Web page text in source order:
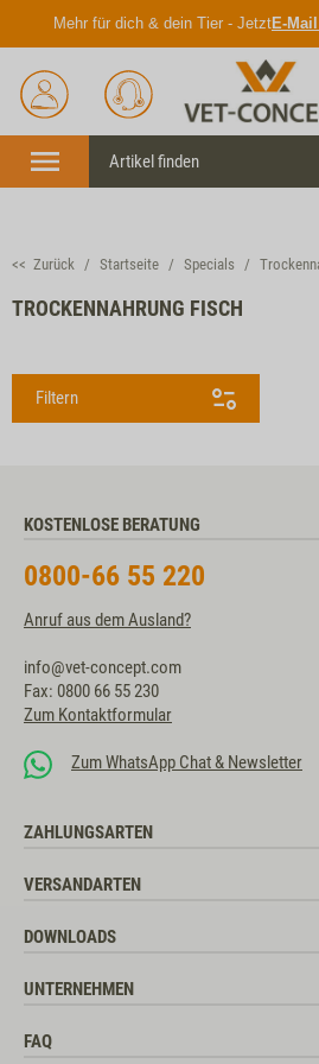
Mehr für dich & dein Tier - JetztE-
Anmelden
Unser
Service
Menü
<< Zurück Startseite Specials
TROCKENNAHRUNG FISCH
Filtern
KOSTENLOSE BERATUNG
0800-66 55 220
Anruf aus dem Ausland?
info@vet-concept.com
Fax: 0800 66 55 230
Zum Kontaktformular
Zum WhatsApp Chat & Newsletter
ZAHLUNGSARTEN
VERSANDARTEN
DOWNLOADS
UNTERNEHMEN
FAQ